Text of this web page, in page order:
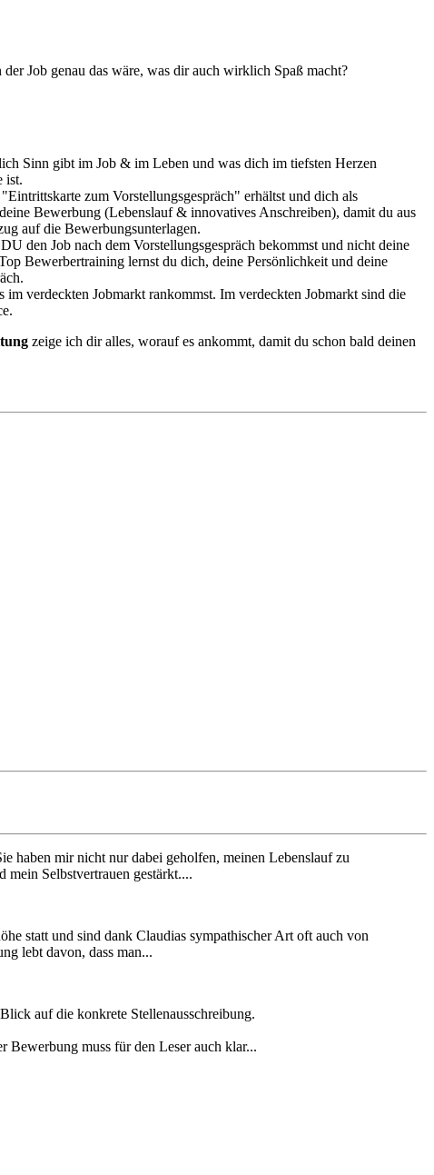
Job genau das wäre, was dir auch wirklich Spaß macht?
Sinn gibt im Job & im Leben und was dich im tiefsten Herzen
ist.
zum Vorstellungsgespräch" erhältst und dich als
Bewerbung (Lebenslauf & innovatives Anschreiben), damit du aus
auf die Bewerbungsunterlagen.
den Job nach dem Vorstellungsgespräch bekommst und nicht deine
Bewerbertraining lernst du dich, deine Persönlichkeit und deine
verdeckten Jobmarkt rankommst. Im verdeckten Jobmarkt sind die
zeige ich dir alles, worauf es ankommt, damit du schon bald deinen
haben mir nicht nur dabei geholfen, meinen Lebenslauf zu
mein Selbstvertrauen gestärkt....
statt und sind dank Claudias sympathischer Art oft auch von
lebt davon, dass man...
auf die konkrete Stellenausschreibung.
Bewerbung muss für den Leser auch klar...